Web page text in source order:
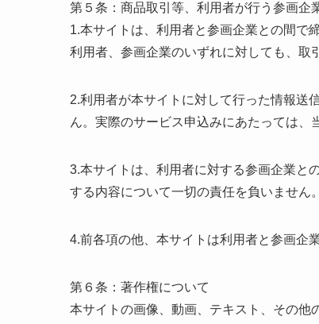
第５条：商品取引等、利用者が行う参画企
1.本サイトは、利用者と参画企業との間で
利用者、参画企業のいずれに対しても、取
2.利用者が本サイトに対して行った情報送
ん。実際のサービス申込みにあたっては、
3.本サイトは、利用者に対する参画企業と
する内容について一切の責任を負いません。
4.前各項の他、本サイトは利用者と参画企
第６条：著作権について
本サイトの画像、動画、テキスト、その他